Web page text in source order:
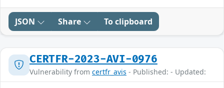
JSON Share To clipboard
CERTFR-2023-AVI-0976
Vulnerability from certfr_avis - Published: - Updated: